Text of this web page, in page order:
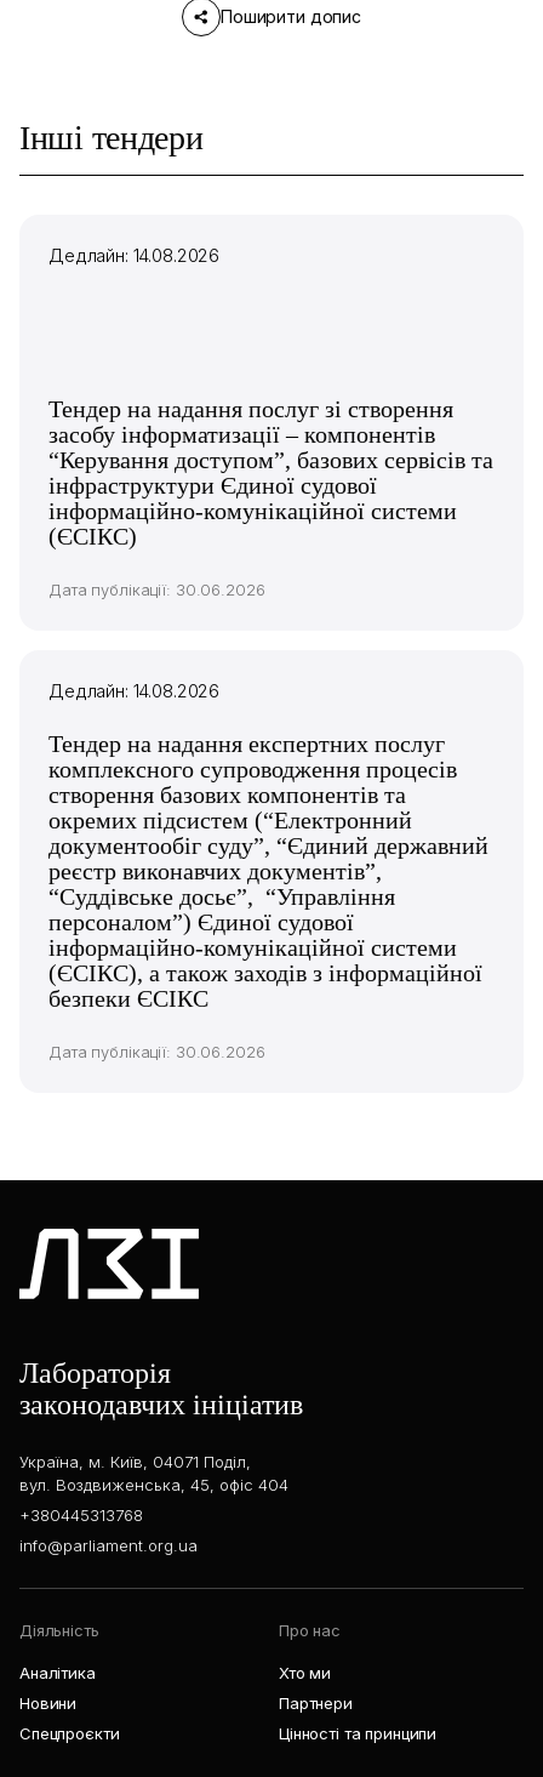
Поширити допис
Інші тендери
Дедлайн: 14.08.2026
Тендер на надання послуг зі створення
засобу інформатизації – компонентів
“Керування доступом”, базових сервісів та
інфраструктури Єдиної судової
інформаційно-комунікаційної системи
(ЄСІКС)
Дата публікації: 30.06.2026
Дедлайн: 14.08.2026
Тендер на надання експертних послуг
комплексного супроводження процесів
створення базових компонентів та
окремих підсистем (“Електронний
документообіг суду”, “Єдиний державний
реєстр виконавчих документів”,
“Суддівське досьє”, “Управління
персоналом”) Єдиної судової
інформаційно-комунікаційної системи
(ЄСІКС), а також заходів з інформаційної
безпеки ЄСІКС
Дата публікації: 30.06.2026
Лабораторія
законодавчих ініціатив
Україна, м. Київ, 04071 Поділ,
вул. Воздвиженська, 45, офіс 404
+380445313768
info@parliament.org.ua
Діяльність
Аналітика
Новини
Спецпроєкти
Про нас
Хто ми
Партнери
Цінності та принципи